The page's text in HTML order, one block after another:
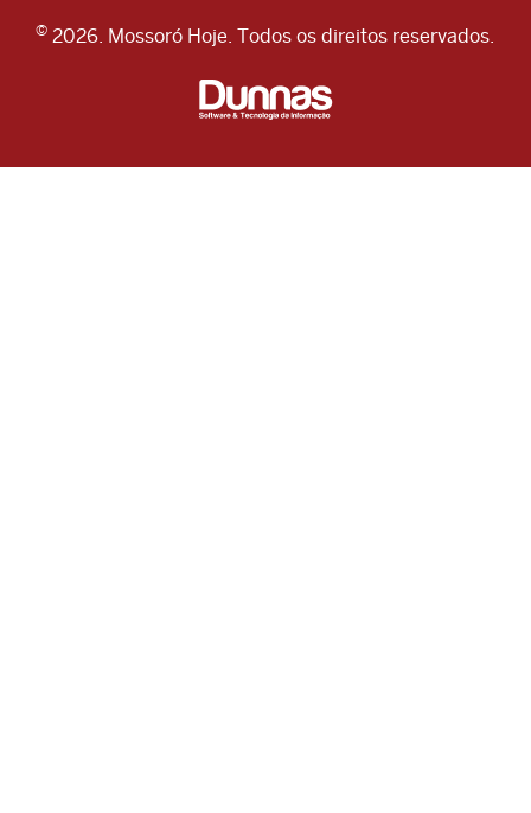
© 2026. Mossoró Hoje. Todos os direitos reservados.